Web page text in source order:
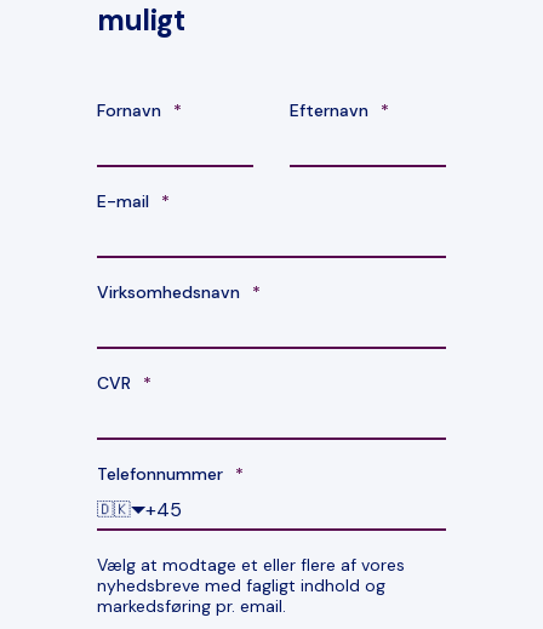
muligt
Fornavn * Efternavn *
E-mail *
Virksomhedsnavn *
CVR *
Telefonnummer *
🇩🇰
Vælg at modtage et eller flere af vores
nyhedsbreve med fagligt indhold og
markedsføring pr. email.